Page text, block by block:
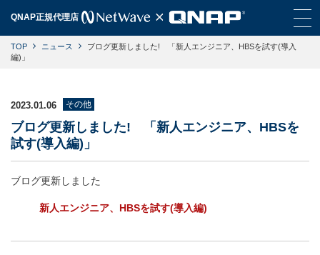
QNAP正規代理店
TOP ニュース
ブログ更新しました! 「新人エンジニア、HBSを試す(導入
編)」
2023.01.06 その他
ブログ更新しました! 「新人エンジニア、HBSを
試す(導入編)」
ブログ更新しました
新人エンジニア、HBSを試す(導入編)